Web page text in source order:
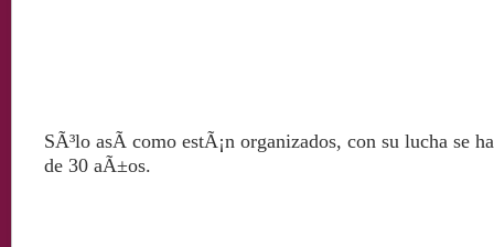
SÃ³lo asÃ­ como estÃ¡n organizados, con su lucha se
de 30 aÃ±os.